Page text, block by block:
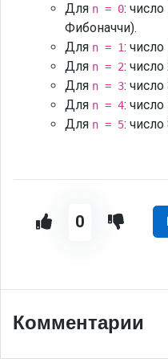
Для n = 0:
Фибоначчи).
Для n = 1: число
Для n = 2: число
Для n = 3: число
Для n = 4: число
Для n = 5: число
0
Комментарии